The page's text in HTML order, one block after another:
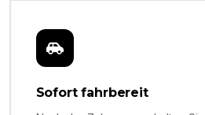
Sofort fahrbereit